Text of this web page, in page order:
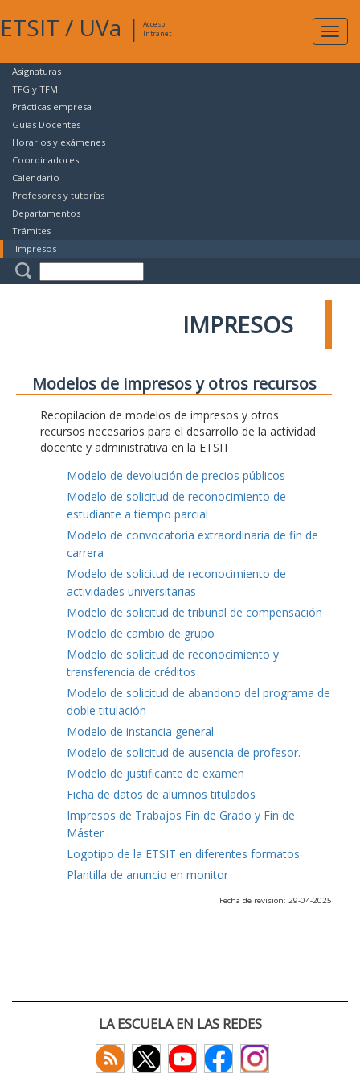
ETSIT / UVa |
Acceso
Intranet
Asignaturas
TFG y TFM
Prácticas empresa
Guías Docentes
Horarios y exámenes
Coordinadores
Calendario
Profesores y tutorías
Departamentos
Trámites
Impresos
IMPRESOS
Modelos de impresos y otros recursos
Recopilación de modelos de impresos y otros
recursos necesarios para el desarrollo de la actividad
docente y administrativa en la ETSIT
Modelo de devolución de precios públicos
Modelo de solicitud de reconocimiento de
estudiante a tiempo parcial
Modelo de convocatoria extraordinaria de fin de
carrera
Modelo de solicitud de reconocimiento de
actividades universitarias
Modelo de solicitud de tribunal de compensación
Modelo de cambio de grupo
Modelo de solicitud de reconocimiento y
transferencia de créditos
Modelo de solicitud de abandono del programa de
doble titulación
Modelo de instancia general.
Modelo de solicitud de ausencia de profesor.
Modelo de justificante de examen
Ficha de datos de alumnos titulados
Impresos de Trabajos Fin de Grado y Fin de
Máster
Logotipo de la ETSIT en diferentes formatos
Plantilla de anuncio en monitor
Fecha de revisión: 29-04-2025
LA ESCUELA EN LAS REDES